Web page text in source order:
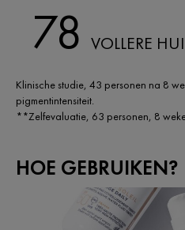
78 VOLLERE
Klinische studie, 43 personen na 8
pigmentintensiteit.​
**Zelfevaluatie, 63 personen, 8
HOE GEBRUIKEN?